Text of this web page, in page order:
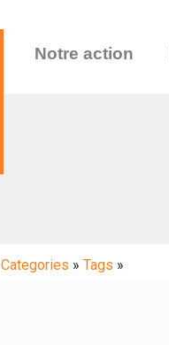
Notre action
Categories » Tags »